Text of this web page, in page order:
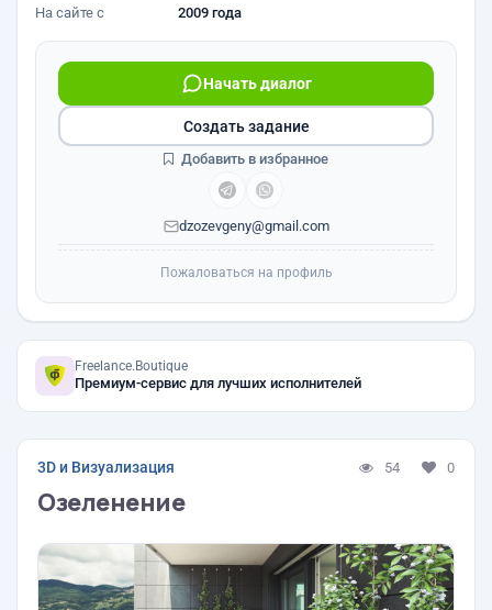
На сайте с 2009 года
Начать диалог
dzozevgeny@gmail.com
Создать задание
Добавить в избранное
Пожаловаться на профиль
Freelance.Boutique
Премиум-сервис для лучших исполнителей
3D и Визуализация 54 0
Озеленение